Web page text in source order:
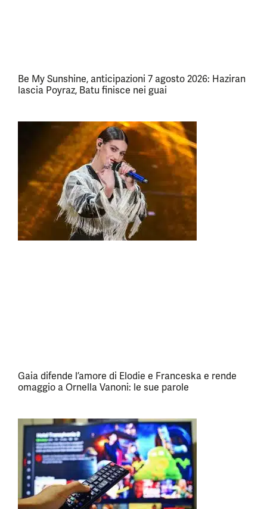
Be My Sunshine, anticipazioni 7 agosto 2026: Haziran
lascia Poyraz, Batu finisce nei guai
Gaia difende l’amore di Elodie e Franceska e rende
omaggio a Ornella Vanoni: le sue parole